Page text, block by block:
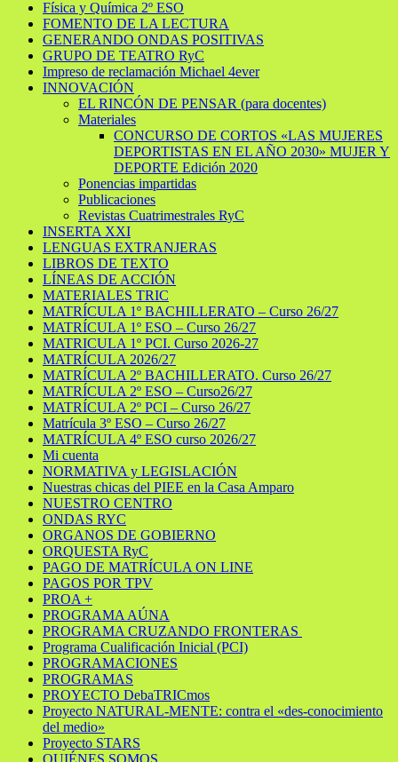
Física y Química 2º ESO
FOMENTO DE LA LECTURA
GENERANDO ONDAS POSITIVAS
GRUPO DE TEATRO RyC
Impreso de reclamación Michael 4ever
INNOVACIÓN
EL RINCÓN DE PENSAR (para docentes)
Materiales
CONCURSO DE CORTOS «LAS MUJERES
DEPORTISTAS EN EL AÑO 2030» MUJER Y
DEPORTE Edición 2020
Ponencias impartidas
Publicaciones
Revistas Cuatrimestrales RyC
INSERTA XXI
LENGUAS EXTRANJERAS
LIBROS DE TEXTO
LÍNEAS DE ACCIÓN
MATERIALES TRIC
MATRÍCULA 1º BACHILLERATO – Curso 26/27
MATRÍCULA 1º ESO – Curso 26/27
MATRICULA 1º PCI. Curso 2026-27
MATRÍCULA 2026/27
MATRÍCULA 2º BACHILLERATO. Curso 26/27
MATRÍCULA 2º ESO – Curso26/27
MATRÍCULA 2º PCI – Curso 26/27
Matrícula 3º ESO – Curso 26/27
MATRÍCULA 4º ESO curso 2026/27
Mi cuenta
NORMATIVA y LEGISLACIÓN
Nuestras chicas del PIEE en la Casa Amparo
NUESTRO CENTRO
ONDAS RYC
ORGANOS DE GOBIERNO
ORQUESTA RyC
PAGO DE MATRÍCULA ON LINE
PAGOS POR TPV
PROA +
PROGRAMA AÚNA
PROGRAMA CRUZANDO FRONTERAS
Programa Cualificación Inicial (PCI)
PROGRAMACIONES
PROGRAMAS
PROYECTO DebaTRICmos
Proyecto NATURAL-MENTE: contra el «des-conocimiento
del medio»
Proyecto STARS
QUIÉNES SOMOS